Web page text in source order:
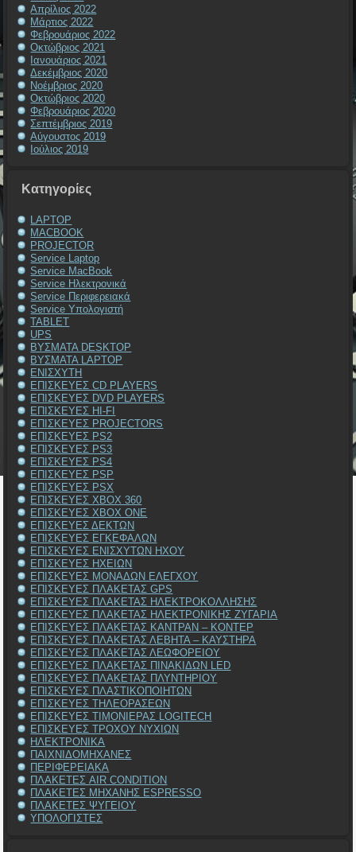
Απρίλιος 2022
Μάρτιος 2022
Φεβρουάριος 2022
Οκτώβριος 2021
Ιανουάριος 2021
Δεκέμβριος 2020
Νοέμβριος 2020
Οκτώβριος 2020
Φεβρουάριος 2020
Σεπτέμβριος 2019
Αύγουστος 2019
Ιούλιος 2019
Kατηγορίες
LAPTOP
MACBOOK
PROJECTOR
Service Laptop
Service MacBook
Service Ηλεκτρονικά
Service Περιφερειακά
Service Υπολογιστή
TABLET
UPS
ΒΥΣΜΑΤΑ DESKTOP
ΒΥΣΜΑΤΑ LAPTOP
ΕΝΙΣΧΥΤΗ
ΕΠΙΣΚΕΥΕΣ CD PLAYERS
ΕΠΙΣΚΕΥΕΣ DVD PLAYERS
ΕΠΙΣΚΕΥΕΣ HI-FI
ΕΠΙΣΚΕΥΕΣ PROJECTORS
ΕΠΙΣΚΕΥΕΣ PS2
ΕΠΙΣΚΕΥΕΣ PS3
ΕΠΙΣΚΕΥΕΣ PS4
ΕΠΙΣΚΕΥΕΣ PSP
ΕΠΙΣΚΕΥΕΣ PSX
ΕΠΙΣΚΕΥΕΣ XBOX 360
ΕΠΙΣΚΕΥΕΣ XBOX ONE
ΕΠΙΣΚΕΥΕΣ ΔΕΚΤΩΝ
ΕΠΙΣΚΕΥΕΣ ΕΓΚΕΦΑΛΩΝ
ΕΠΙΣΚΕΥΕΣ ΕΝΙΣΧΥΤΩΝ ΗΧΟΥ
ΕΠΙΣΚΕΥΕΣ ΗΧΕΙΩΝ
ΕΠΙΣΚΕΥΕΣ ΜΟΝΑΔΩΝ ΕΛΕΓΧΟΥ
ΕΠΙΣΚΕΥΕΣ ΠΛΑΚΕΤΑΣ GPS
ΕΠΙΣΚΕΥΕΣ ΠΛΑΚΕΤΑΣ ΗΛΕΚΤΡΟΚΟΛΛΗΣΗΣ
ΕΠΙΣΚΕΥΕΣ ΠΛΑΚΕΤΑΣ ΗΛΕΚΤΡΟΝΙΚΗΣ ΖΥΓΑΡΙΑ
ΕΠΙΣΚΕΥΕΣ ΠΛΑΚΕΤΑΣ ΚΑΝΤΡΑΝ – ΚΟΝΤΕΡ
ΕΠΙΣΚΕΥΕΣ ΠΛΑΚΕΤΑΣ ΛΕΒΗΤΑ – ΚΑΥΣΤΗΡΑ
ΕΠΙΣΚΕΥΕΣ ΠΛΑΚΕΤΑΣ ΛΕΩΦΟΡΕΙΟΥ
ΕΠΙΣΚΕΥΕΣ ΠΛΑΚΕΤΑΣ ΠΙΝΑΚΙΔΩΝ LED
ΕΠΙΣΚΕΥΕΣ ΠΛΑΚΕΤΑΣ ΠΛΥΝΤΗΡΙΟΥ
ΕΠΙΣΚΕΥΕΣ ΠΛΑΣΤΙΚΟΠΟΙΗΤΩΝ
ΕΠΙΣΚΕΥΕΣ ΤΗΛΕΟΡΑΣΕΩΝ
ΕΠΙΣΚΕΥΕΣ ΤΙΜΟΝΙΕΡΑΣ LOGITECH
ΕΠΙΣΚΕΥΕΣ ΤΡΟΧΟΥ ΝΥΧΙΩΝ
ΗΛΕΚΤΡΟΝΙΚΑ
ΠΑΙΧΝΙΔΟΜΗΧΑΝΕΣ
ΠΕΡΙΦΕΡΕΙΑΚΑ
ΠΛΑΚΕΤΕΣ AIR CONDITION
ΠΛΑΚΕΤΕΣ ΜΗΧΑΝΗΣ ESPRESSO
ΠΛΑΚΕΤΕΣ ΨΥΓΕΙΟΥ
ΥΠΟΛΟΓΙΣΤΕΣ